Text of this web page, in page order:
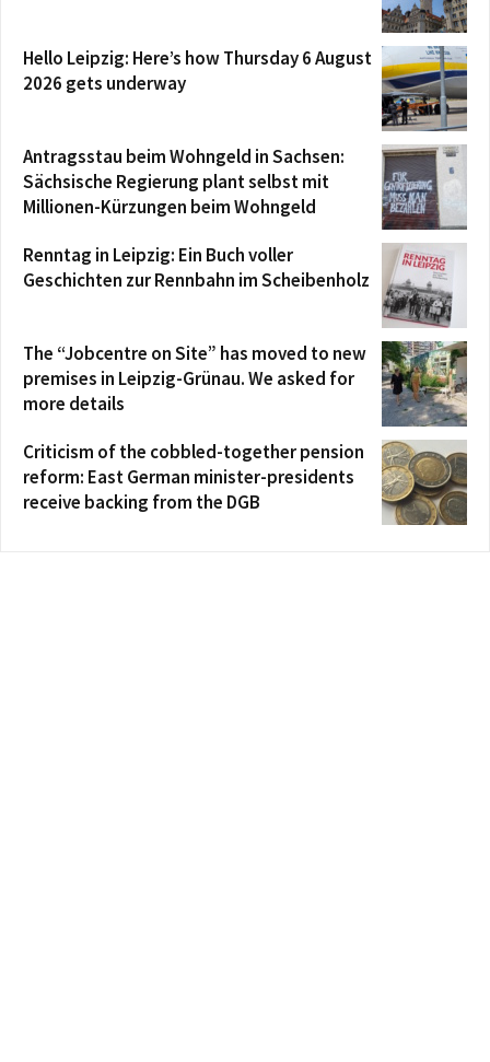
Hello Leipzig: Here’s how Thursday 6 August
2026 gets underway
Antragsstau beim Wohngeld in Sachsen:
Sächsische Regierung plant selbst mit
Millionen-Kürzungen beim Wohngeld
Renntag in Leipzig: Ein Buch voller
Geschichten zur Rennbahn im Scheibenholz
The “Jobcentre on Site” has moved to new
premises in Leipzig-Grünau. We asked for
more details
Criticism of the cobbled-together pension
reform: East German minister-presidents
receive backing from the DGB